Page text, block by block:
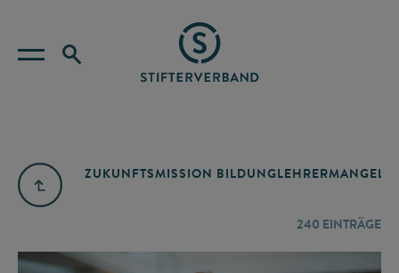
ZUKUNFTSMISSION BILDUNGLEHRERMANGEL
240 EINTRÄGE